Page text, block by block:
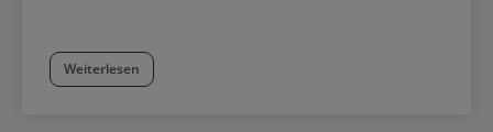
Weiterlesen